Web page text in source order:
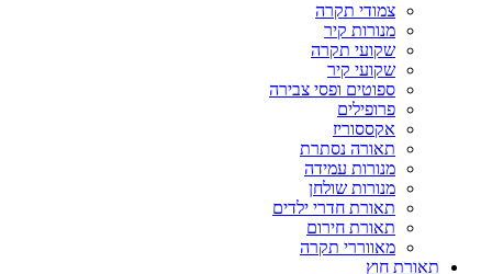
צמודי תקרה
מנורות קיר
שקועי תקרה
שקועי קיר
ספוטים ופסי צבירה
פרופילים
אקססוריז
תאורה נסתרת
מנורות עמידה
מנורות שולחן
תאורת חדרי ילדים
תאורת חירום
מאווררי תקרה
חוץ